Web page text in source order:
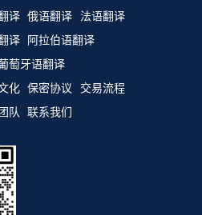
译 俄语翻译
法语翻译
译 阿拉伯语翻译
萄牙语翻译
化 保密协议
交易流程
队
联系我们